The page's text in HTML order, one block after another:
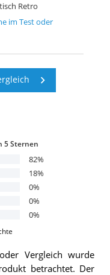
Retro
im Test oder
5 Sternen
82%
18%
0%
0%
0%
Vergleich wurde
betrachtet. Der